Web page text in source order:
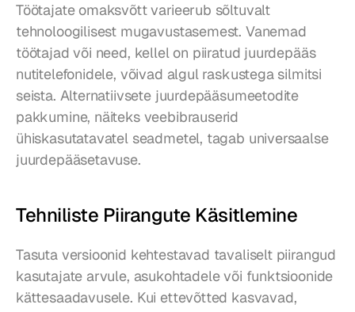
Töötajate omaksvõtt varieerub sõltuvalt
tehnoloogilisest mugavustasemest. Vanemad
töötajad või need, kellel on piiratud juurdepääs
nutitelefonidele, võivad algul raskustega silmitsi
seista. Alternatiivsete juurdepääsumeetodite
pakkumine, näiteks veebibrauserid
ühiskasutatavatel seadmetel, tagab universaalse
juurdepääsetavuse.
Tehniliste Piirangute Käsitlemine
Tasuta versioonid kehtestavad tavaliselt piirangud
kasutajate arvule, asukohtadele või funktsioonide
kättesaadavusele. Kui ettevõtted kasvavad,